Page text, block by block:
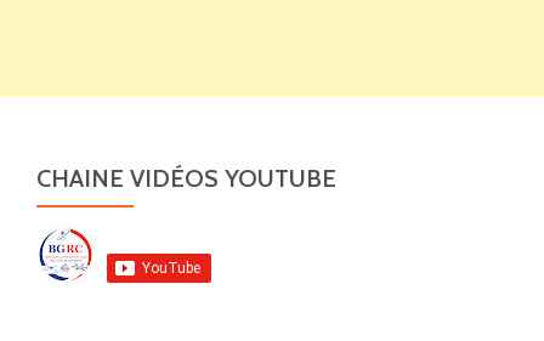
CHAINE VIDÉOS YOUTUBE